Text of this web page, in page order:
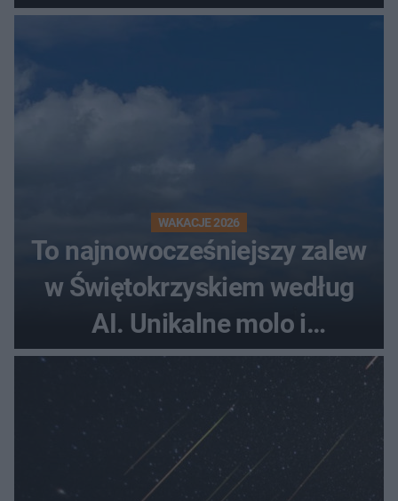
Świętokrzyskiem
WAKACJE 2026
To najnowocześniejszy zalew
w Świętokrzyskiem według
AI. Unikalne molo i
promenada